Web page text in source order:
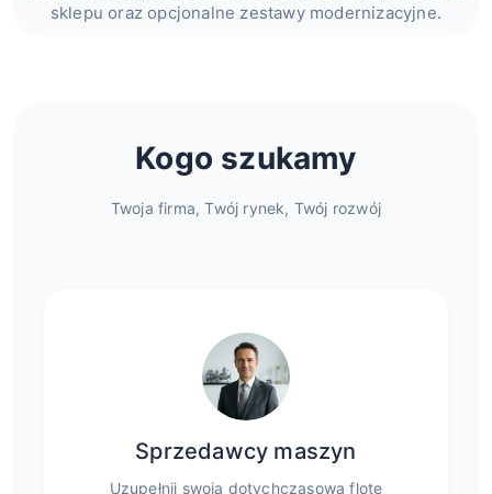
sklepu oraz opcjonalne zestawy modernizacyjne.
Kogo szukamy
Twoja firma, Twój rynek, Twój rozwój
Sprzedawcy maszyn
Uzupełnij swoją dotychczasową flotę